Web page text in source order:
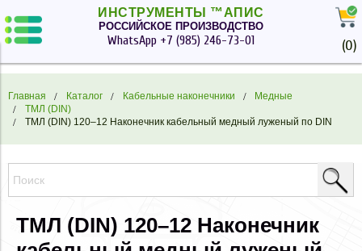
ИНСТРУМЕНТЫ ™АПИС
РОССИЙСКОЕ ПРОИЗВОДСТВО
WhatsApp +7 (985) 246-73-01 (0)
Главная Каталог Кабельные наконечники
Медные
ТМЛ (DIN)
ТМЛ (DIN) 120–12 Наконечник кабельный медный луженый по DIN
ТМЛ (DIN) 120–12 Наконечник